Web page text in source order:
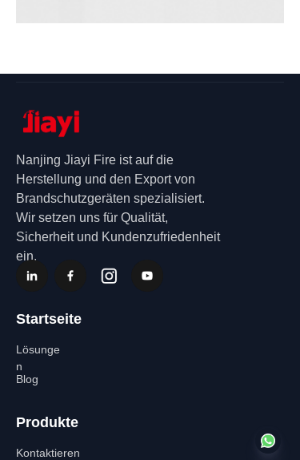
Startseite
Produkte
Lösunge
n
Kontaktieren
Blog
Nanjing Jiayi Fire ist auf die
Herstellung und den Export von
Brandschutzgeräten spezialisiert.
Wir setzen uns für Qualität,
Sicherheit und Kundenzufriedenheit
ein.